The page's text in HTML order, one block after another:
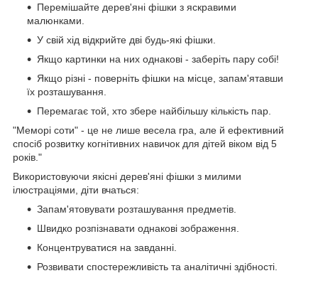
Перемішайте дерев'яні фішки з яскравими
малюнками.
У свій хід відкрийте дві будь-які фішки.
Якщо картинки на них однакові - заберіть пару собі!
Якщо різні - поверніть фішки на місце, запам'ятавши
їх розташування.
Перемагає той, хто збере найбільшу кількість пар.
"Меморі соти" - це не лише весела гра, але й ефективний
спосіб розвитку когнітивних навичок для дітей віком від 5
років."
Використовуючи якісні дерев'яні фішки з милими
ілюстраціями, діти вчаться:
Запам'ятовувати розташування предметів.
Швидко розпізнавати однакові зображення.
Концентруватися на завданні.
Розвивати спостережливість та аналітичні здібності.